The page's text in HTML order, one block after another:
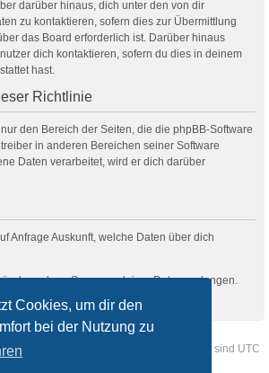
Cookies, um dir den
bei der Nutzung zu
darüber hinaus, dich unter den von dir
zu kontaktieren, sofern dies zur Übermittlung
das Board erforderlich ist. Darüber hinaus
dich kontaktieren, sofern du dies in deinem
hast.
Richtlinie
den Bereich der Seiten, die die phpBB-Software
in anderen Bereichen seiner Software
Daten verarbeitet, wird er dich darüber
Anfrage Auskunft, welche Daten über dich
bzw. Sperrung deiner Daten verlangen.
Alle Zeiten sind UTC